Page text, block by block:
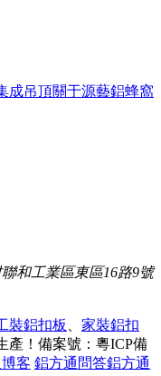
成吊頂關于源藝鋁蜂窩
和工業區東區16路9號
裝鋁扣板
家裝鋁扣
產！ 備案號：粵ICP備
客 鋁方通問答鋁方通